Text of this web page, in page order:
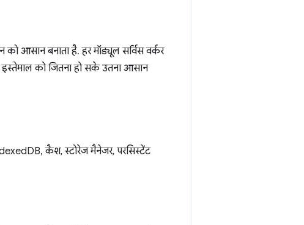
आसान बनाता है. हर मॉड्यूल सर्विस वर्कर
को जितना हो सके उतना आसान
कैश, स्टोरेज मैनेजर, परसिस्टेंट